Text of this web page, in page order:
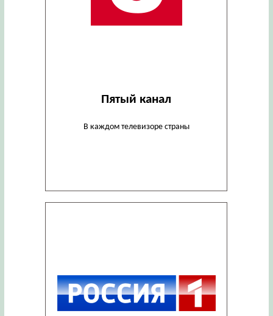
Пятый канал
В каждом телевизоре страны